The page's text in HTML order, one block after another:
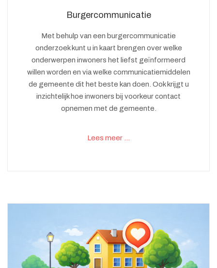
Burgercommunicatie
Met behulp van een burgercommunicatie
onderzoek kunt u in kaart brengen over welke
onderwerpen inwoners het liefst geïnformeerd
willen worden en via welke communicatiemiddelen
de gemeente dit het beste kan doen. Ook krijgt u
inzichtelijk hoe inwoners bij voorkeur contact
opnemen met de gemeente.
Lees meer …